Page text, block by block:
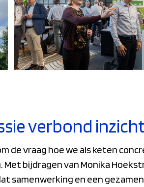
verbond
de vraag hoe we als keten
bijdragen van Monika
samenwerking en een